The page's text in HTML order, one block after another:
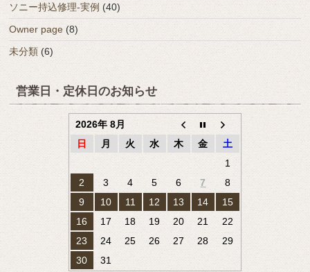
ソニー持込修理-実例 (40)
Owner page (8)
未分類 (6)
営業日・定休日のお知らせ
2026年 8月
日
月 火 水 木 金
土
1
2
3 4 5 6 7
8
9
10 11 12 13 14
15
16
17 18 19 20 21
22
23
24 25 26 27 28
29
30
31